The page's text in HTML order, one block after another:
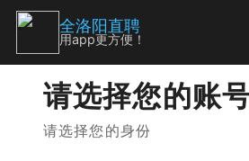
请选择您的账
请选择您的身份
全洛阳直聘
用app更方便！